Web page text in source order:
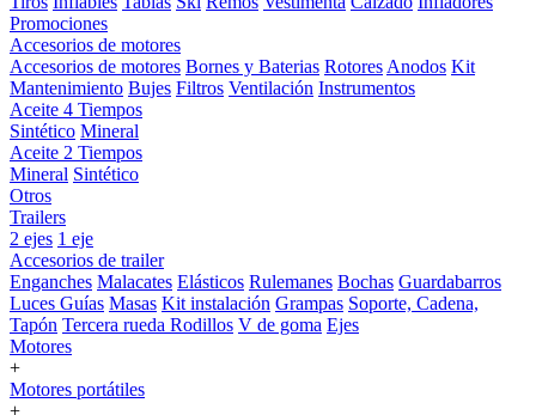
Promociones
Accesorios de motores
Accesorios de motores Bornes y Baterias Rotores Anodos Kit
Mantenimiento Bujes Filtros Ventilación Instrumentos
Aceite 4 Tiempos
Sintético Mineral
Aceite 2 Tiempos
Mineral Sintético
Otros
Trailers
2 ejes 1 eje
Accesorios de trailer
Enganches Malacates Elásticos Rulemanes Bochas Guardabarros
Luces Guías Masas Kit instalación Grampas Soporte, Cadena,
Tapón Tercera rueda Rodillos V de goma Ejes
Motores
+
Motores portátiles
+